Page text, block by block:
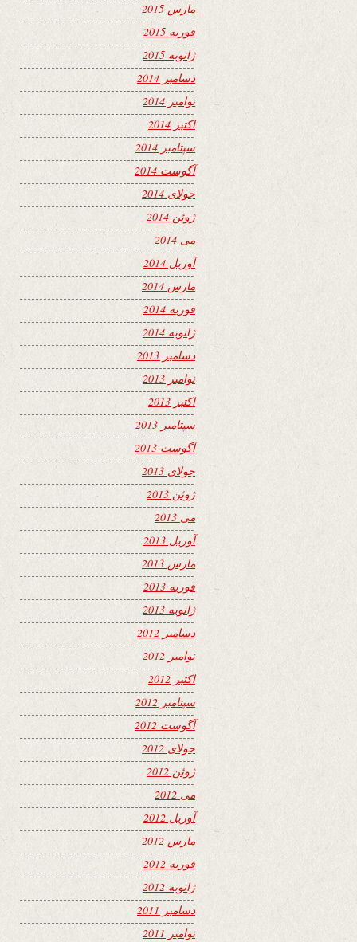
مارس 2015
فوریه 2015
ژانویه 2015
دسامبر 2014
نوامبر 2014
اکتبر 2014
سپتامبر 2014
آگوست 2014
جولای 2014
ژوئن 2014
می 2014
آوریل 2014
مارس 2014
فوریه 2014
ژانویه 2014
دسامبر 2013
نوامبر 2013
اکتبر 2013
سپتامبر 2013
آگوست 2013
جولای 2013
ژوئن 2013
می 2013
آوریل 2013
مارس 2013
فوریه 2013
ژانویه 2013
دسامبر 2012
نوامبر 2012
اکتبر 2012
سپتامبر 2012
آگوست 2012
جولای 2012
ژوئن 2012
می 2012
آوریل 2012
مارس 2012
فوریه 2012
ژانویه 2012
دسامبر 2011
نوامبر 2011